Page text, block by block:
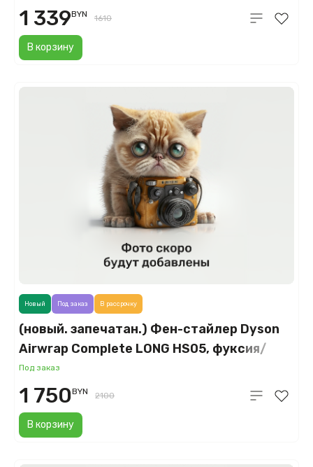
Patina/Topaz Orange)
В корзину
1 339BYN 1610
(новый. запечатан.) Фен-стайлер Dyson
Airwrap Complete LONG HS05, фуксия/
яркий никель (Fuchsia/Nickel)
Под заказ
В корзину
Новый Под заказ В рассрочку
1 750BYN 2100